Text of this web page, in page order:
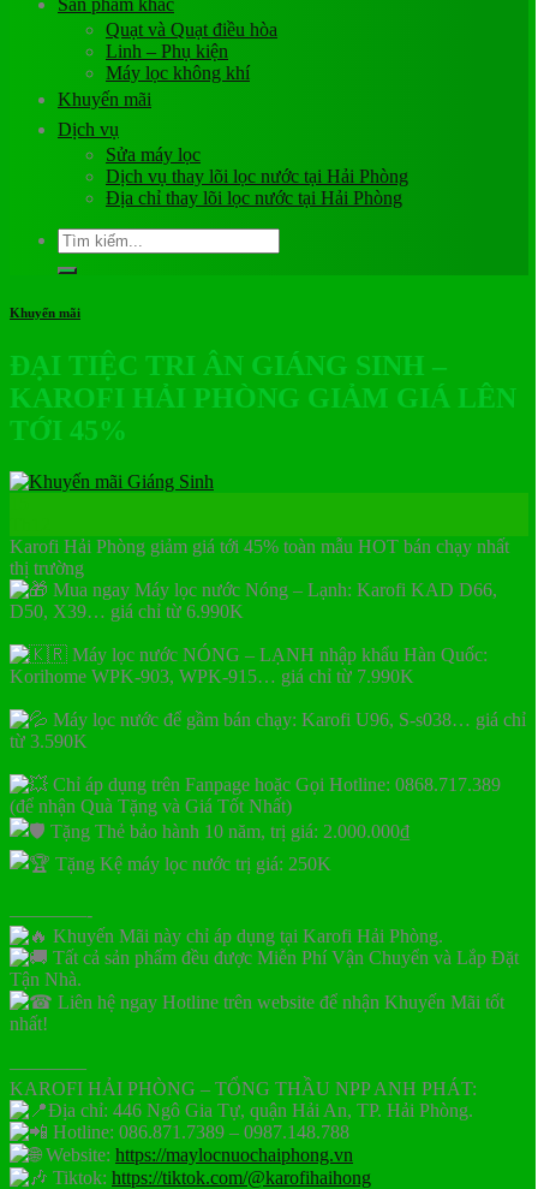
Sản phẩm khác
Quạt và Quạt điều hòa
Linh – Phụ kiện
Máy lọc không khí
Khuyến mãi
Dịch vụ
Sửa máy lọc
Dịch vụ thay lõi lọc nước tại Hải Phòng
Địa chỉ thay lõi lọc nước tại Hải Phòng
Tìm
kiếm:
Khuyến mãi
ĐẠI TIỆC TRI ÂN GIÁNG SINH –
KAROFI HẢI PHÒNG GIẢM GIÁ LÊN
TỚI 45%
Karofi Hải Phòng giảm giá tới 45% toàn mẫu HOT bán chạy nhất
thị trường
Mua ngay Máy lọc nước Nóng – Lạnh: Karofi KAD D66,
D50, X39… giá chỉ từ 6.990K
Máy lọc nước NÓNG – LẠNH nhập khẩu Hàn Quốc:
Korihome WPK-903, WPK-915… giá chỉ từ 7.990K
Máy lọc nước để gầm bán chạy: Karofi U96, S-s038… giá chỉ
từ 3.590K
Chỉ áp dụng trên Fanpage hoặc Gọi Hotline: 0868.717.389
(để nhận Quà Tặng và Giá Tốt Nhất)
Tặng Thẻ bảo hành 10 năm, trị giá: 2.000.000₫
Tặng Kệ máy lọc nước trị giá: 250K
————-
Khuyến Mãi này chỉ áp dụng tại Karofi Hải Phòng.
Tất cả sản phẩm đều được Miễn Phí Vận Chuyển và Lắp Đặt
Tận Nhà.
Liên hệ ngay Hotline trên website để nhận Khuyến Mãi tốt
nhất!
————
KAROFI HẢI PHÒNG – TỔNG THẦU NPP ANH PHÁT:
Địa chỉ: 446 Ngô Gia Tự, quận Hải An, TP. Hải Phòng.
Hotline: 086.871.7389 – 0987.148.788
Website: https://maylocnuochaiphong.vn
Tiktok: https://tiktok.com/@karofihaihong